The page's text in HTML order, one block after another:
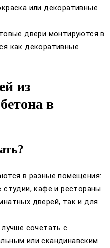
или декоративные
двери монтируются в
как декоративные
из
в
в разные помещения:
кафе и рестораны.
дверей, так и для
сочетать с
или скандинавским